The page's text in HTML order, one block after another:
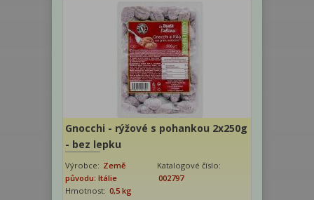
Gnocchi - rýžové s pohankou 2x250g
- bez lepku
Výrobce: Země
původu: Itálie
Katalogové číslo:
002797
Hmotnost: 0,5 kg